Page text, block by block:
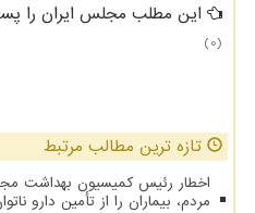
این مطلب مجلس ایران را
(0)
تازه ترین مطالب مرتبط
اخطار رئیس کمیسیون بهداشت
مردم، بیماران را از تأمین دارو